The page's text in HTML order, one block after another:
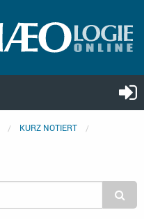
KURZ NOTIERT